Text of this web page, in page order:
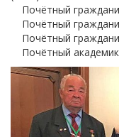
Почётный
Почётный
Почётный
Почётный